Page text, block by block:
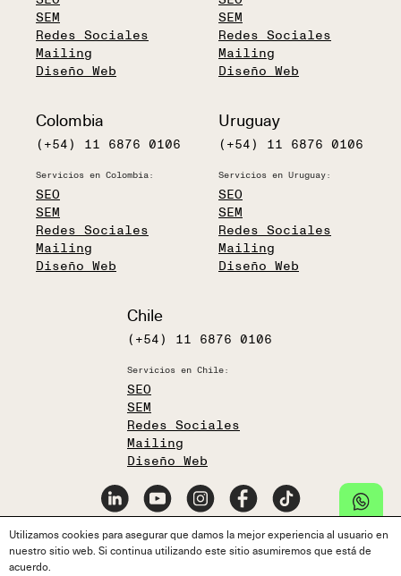
SEM
Redes Sociales
Mailing
Diseño Web
SEM
Redes Sociales
Mailing
Diseño Web
Colombia
(+54) 11 6876 0106
Servicios en Colombia:
SEO
SEM
Redes Sociales
Mailing
Diseño Web
Uruguay
(+54) 11 6876 0106
Servicios en Uruguay:
SEO
SEM
Redes Sociales
Mailing
Diseño Web
Chile
(+54) 11 6876 0106
Servicios en Chile:
SEO
SEM
Redes Sociales
Mailing
Diseño Web
info@mdmarketingdigital.com
Utilizamos cookies para asegurar que damos la mejor experiencia al usuario en
nuestro sitio web. Si continua utilizando este sitio asumiremos que está de
acuerdo.